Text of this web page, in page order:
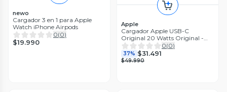
newo
Cargador 3 en 1 para Apple
Watch iPhone Airpods
0(0)
$19.990
Apple
Cargador Apple USB-C
Original 20 Watts Original -
MUVV3CI
0(0)
37% $31.491
$49.990